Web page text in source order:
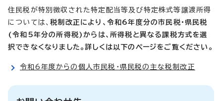
住民税が特別徴収された特定配当等及び特定株式等譲渡所得
については、税制改正により、令和6年度分の市民税・県民税
(令和5年分の所得税)からは、所得税と異なる課税方式を選
択できなくなりました。詳しくは以下のページをご覧ください。
令和6年度からの個人市民税・県民税の主な税制改正